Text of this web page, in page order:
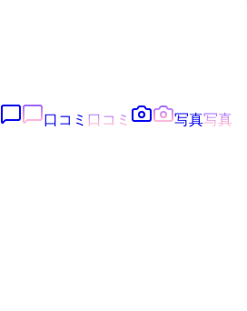
口コミ 口コミ 写真写真